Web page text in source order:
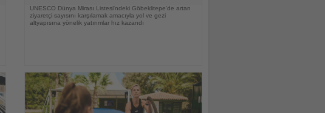
UNESCO Dünya Mirası Listesi'ndeki Göbeklitepe'de artan
ziyaretçi sayısını karşılamak amacıyla yol ve gezi
altyapısına yönelik yatırımlar hız kazandı